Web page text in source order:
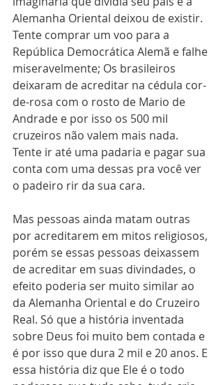
Alemanha Oriental deixou de existir.
Tente comprar um voo para a
República Democrática Alemã e falhe
miseravelmente; Os brasileiros
deixaram de acreditar na cédula cor-
de-rosa com o rosto de Mario de
Andrade e por isso os 500 mil
cruzeiros não valem mais nada.
Tente ir até uma padaria e pagar sua
conta com uma dessas pra você ver
o padeiro rir da sua cara.
Mas pessoas ainda matam outras
por acreditarem em mitos religiosos,
porém se essas pessoas deixassem
de acreditar em suas divindades, o
efeito poderia ser muito similar ao
da Alemanha Oriental e do Cruzeiro
Real. Só que a história inventada
sobre Deus foi muito bem contada e
é por isso que dura 2 mil e 20 anos. E
essa história diz que Ele é o todo